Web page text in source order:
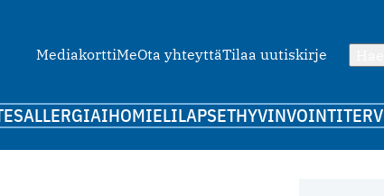
MediakorttiMeOta yhteyttäTilaa uutiskirje
ALLERGIAIHOMIELILAPSETHYVINVOINTI